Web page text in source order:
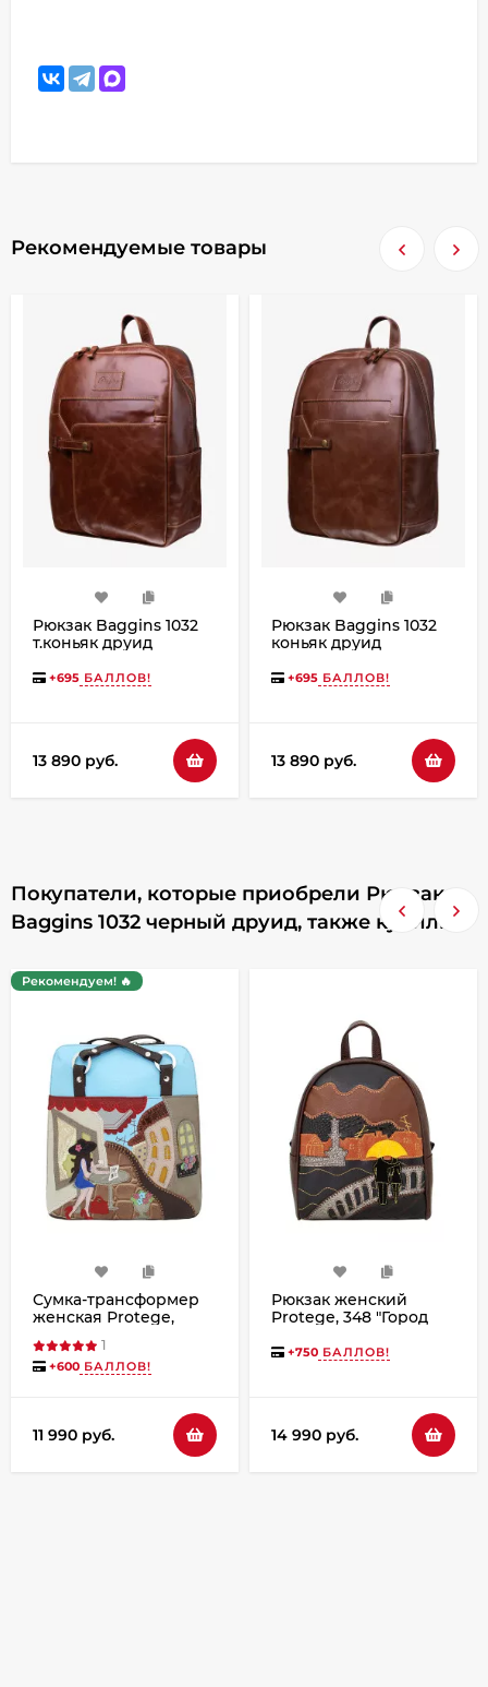
Рекомендуемые товары
Рюкзак Baggins 1032
т.коньяк друид
+695 БАЛЛОВ!
13 890 руб.
Рюкзак Baggins 1032
коньяк друид
+695 БАЛЛОВ!
13 890 руб.
Покупатели, которые приобрели Рюкзак
Baggins 1032 черный друид, также купили
Рекомендуем! 🔥
Сумка-трансформер
женская Protege,
мокко
1
+600 БАЛЛОВ!
11 990 руб.
Рюкзак женский
Protege, 348 "Город
+750 БАЛЛОВ!
14 990 руб.